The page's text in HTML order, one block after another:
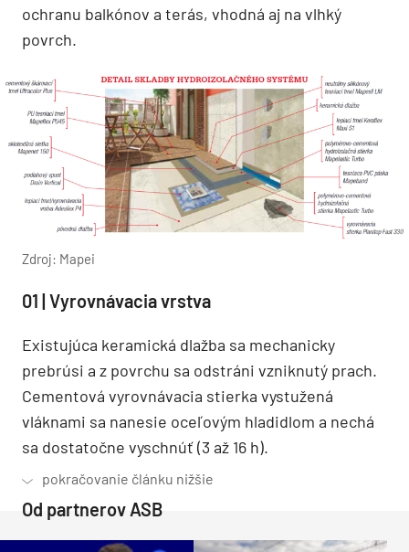
ochranu balkónov a terás, vhodná aj na vlhký
povrch.
Zdroj: Mapei
01 | Vyrovnávacia vrstva
Existujúca keramická dlažba sa mechanicky
prebrúsi a z povrchu sa odstráni vzniknutý prach.
Cementová vyrovnávacia stierka vystužená
vláknami sa nanesie oceľovým hladidlom a nechá
sa dostatočne vyschnúť (3 až 16 h).
Od partnerov ASB